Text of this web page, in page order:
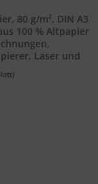
80 g/m², DIN A3
100 % Altpapier
Laser und